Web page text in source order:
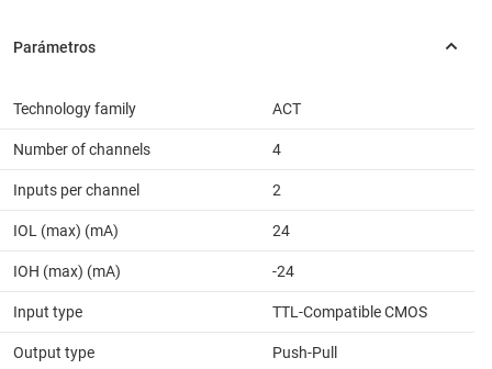
Technology family ACT
Number of channels 4
Inputs per channel 2
IOL (max) (mA) 24
IOH (max) (mA) -24
Input type TTL-Compatible CMOS
Output type Push-Pull